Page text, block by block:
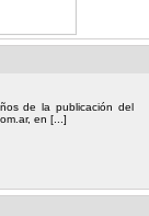
de la publicación del
en [...]